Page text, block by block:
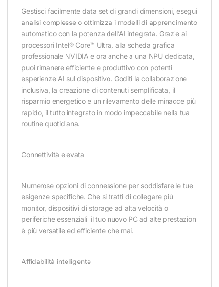
Gestisci facilmente data set di grandi dimensioni, esegui
analisi complesse o ottimizza i modelli di apprendimento
automatico con la potenza dell’AI integrata. Grazie ai
processori Intel® Core™ Ultra, alla scheda grafica
professionale NVIDIA e ora anche a una NPU dedicata,
puoi rimanere efficiente e produttivo con potenti
esperienze AI sul dispositivo. Goditi la collaborazione
inclusiva, la creazione di contenuti semplificata, il
risparmio energetico e un rilevamento delle minacce più
rapido, il tutto integrato in modo impeccabile nella tua
routine quotidiana.
Connettività elevata
Numerose opzioni di connessione per soddisfare le tue
esigenze specifiche. Che si tratti di collegare più
monitor, dispositivi di storage ad alta velocità o
periferiche essenziali, il tuo nuovo PC ad alte prestazioni
è più versatile ed efficiente che mai.
Affidabilità intelligente